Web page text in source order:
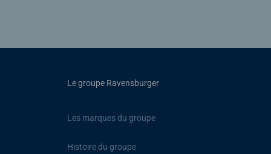
Le groupe Ravensburger
Les marques du groupe
Histoire du groupe